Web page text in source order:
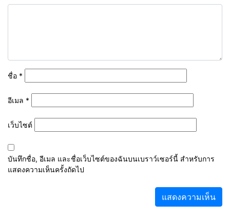
ชื่อ *
อีเมล *
เว็บไซต์
บันทึกชื่อ, อีเมล และชื่อเว็บไซต์ของฉันบนเบราว์เซอร์นี้ สำหรับการ
แสดงความเห็นครั้งถัดไป